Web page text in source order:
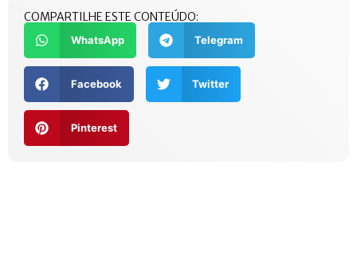
COMPARTILHE ESTE CONTEÚDO:
WhatsApp Telegram
Facebook Twitter
Pinterest